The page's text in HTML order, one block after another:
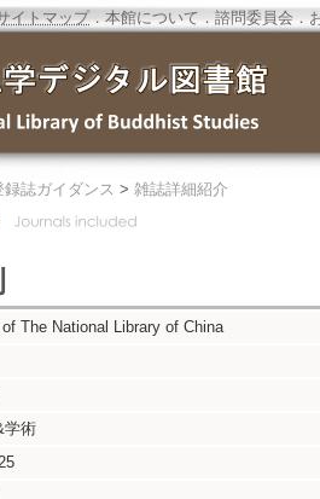
イトマップ．本館について．諮問委員会．
録誌ガイダンス > 雑誌詳細紹介
The National Library of China
学術